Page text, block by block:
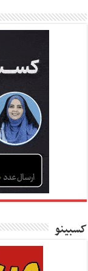
کسبینو